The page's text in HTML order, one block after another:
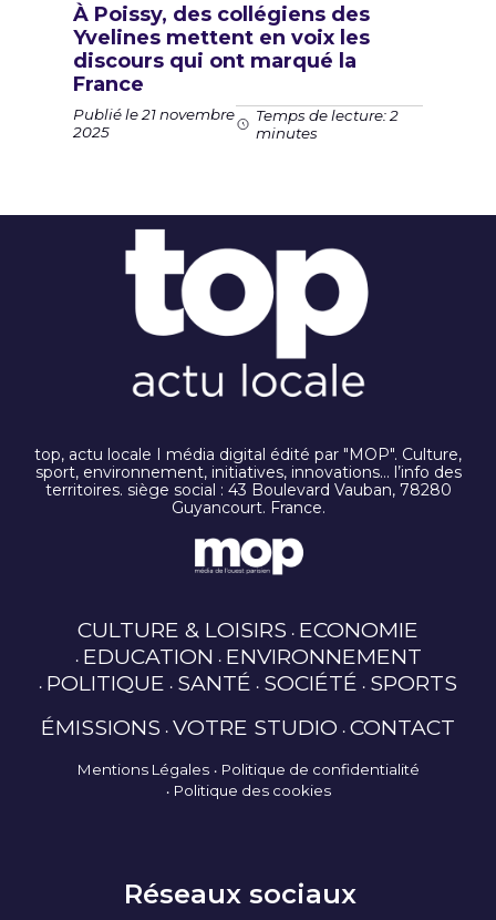
À Poissy, des collégiens des
Yvelines mettent en voix les
discours qui ont marqué la
France
Publié le 21 novembre
2025
Temps de lecture: 2
minutes
top, actu locale I média digital édité par "MOP". Culture,
sport, environnement, initiatives, innovations… l’info des
territoires. siège social : 43 Boulevard Vauban, 78280
Guyancourt. France.
CULTURE & LOISIRS ECONOMIE
EDUCATION ENVIRONNEMENT
POLITIQUE SANTÉ SOCIÉTÉ SPORTS
ÉMISSIONS VOTRE STUDIO CONTACT
Mentions Légales
Politique de confidentialité
Politique des cookies
Réseaux sociaux